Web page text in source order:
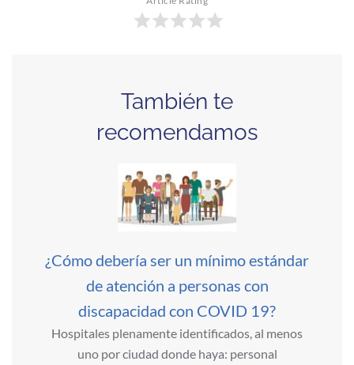
También te
recomendamos
¿Cómo debería ser un mínimo estándar
de atención a personas con
discapacidad con COVID 19?
Hospitales plenamente identificados, al menos
uno por ciudad donde haya: personal